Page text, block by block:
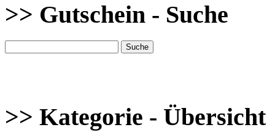
>> Gutschein - Suche
>> Kategorie - Übersicht